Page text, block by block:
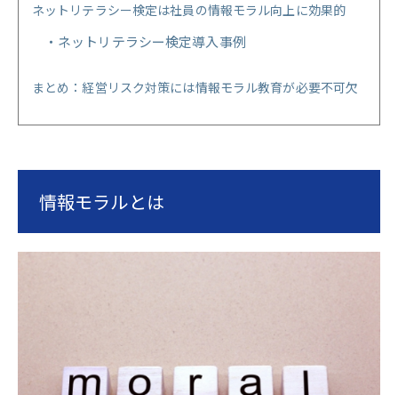
ネットリテラシー検定は社員の情報モラル向上に効果的
ネットリテラシー検定導入事例
まとめ：経営リスク対策には情報モラル教育が必要不可欠
情報モラルとは